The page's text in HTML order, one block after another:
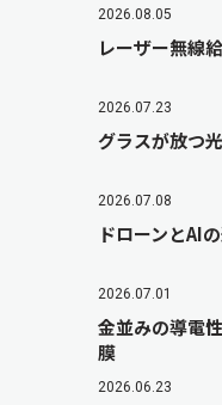
2026.08.05
レーザー無線
2026.07.23
グラスが放つ光
2026.07.08
ドローンとAI
2026.07.01
金並みの導電
膜
2026.06.23